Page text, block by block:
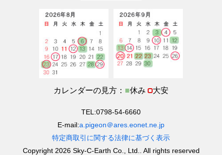
カレンダーの見方： ■休み 大安
TEL:0798-54-6660
E-mail:a.pigeon＠ares.eonet.ne.jp
特定商取引に関する法律に基づく表示
Copyright 2026 Sky-C-Earth Co., Ltd.. All rights reserved